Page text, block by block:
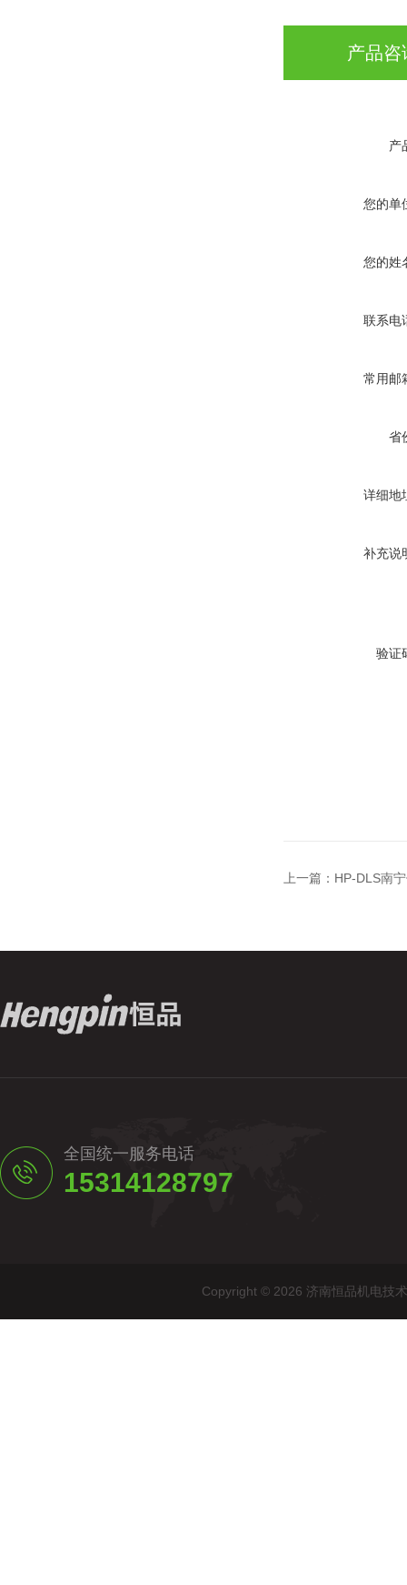
产品咨
产
您的单
您的姓
联系电
常用邮
省
详细地
补充说
验证
上一篇： HP-DLS南
全国统一服务电话
15314128797
Copyright © 2026 济南恒品机电技